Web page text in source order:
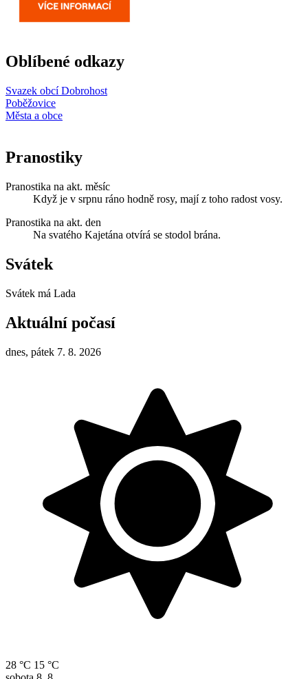
Oblíbené odkazy
Svazek obcí Dobrohost
Poběžovice
Města a obce
Pranostiky
Pranostika na akt. měsíc
Když je v srpnu ráno hodně rosy, mají z toho radost vosy.
Pranostika na akt. den
Na svatého Kajetána otvírá se stodol brána.
Svátek
Svátek má Lada
Aktuální počasí
dnes, pátek 7. 8. 2026
28 °C 15 °C